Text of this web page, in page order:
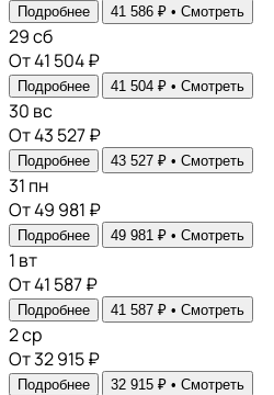
Подробнее 41 586 ₽ • Смотреть
29сб
От 41 504 ₽
Подробнее 41 504 ₽ • Смотреть
30 вс
От 43 527 ₽
Подробнее 43 527 ₽ • Смотреть
31 пн
От 49 981 ₽
Подробнее 49 981 ₽ • Смотреть
1 вт
От 41 587 ₽
Подробнее 41 587 ₽ • Смотреть
2ср
От 32 915 ₽
Подробнее 32 915 ₽ • Смотреть